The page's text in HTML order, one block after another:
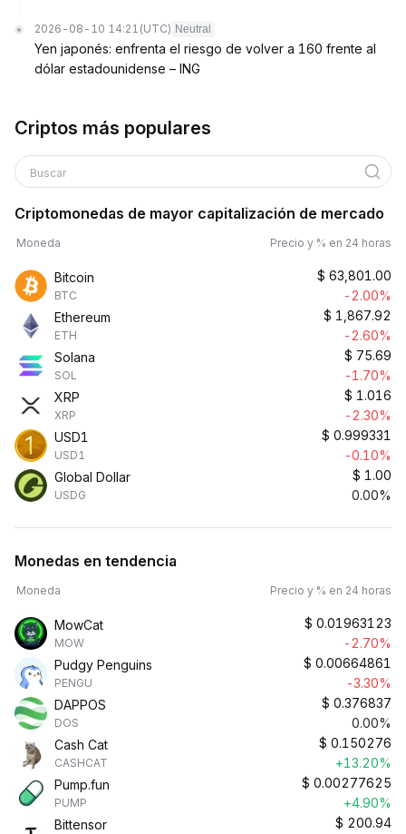
2026-08-10 14:21 (UTC) Neutral
Yen japonés: enfrenta el riesgo de volver a 160 frente al
dólar estadounidense – ING
Criptos más populares
Buscar
Criptomonedas de mayor capitalización de mercado
Moneda Precio y % en 24 horas
Bitcoin
BTC
$ 63,801.00
-2.00%
Ethereum
ETH
$ 1,867.92
-2.60%
Solana
SOL
$ 75.69
-1.70%
XRP
XRP
$ 1.016
-2.30%
USD1
USD1
$ 0.999331
-0.10%
Global Dollar
USDG
$ 1.00
0.00%
Monedas en tendencia
Moneda Precio y % en 24 horas
MowCat
MOW
$ 0.01963123
-2.70%
Pudgy Penguins
PENGU
$ 0.00664861
-3.30%
DAPPOS
DOS
$ 0.376837
0.00%
Cash Cat
CASHCAT
$ 0.150276
+13.20%
Pump.fun
PUMP
$ 0.00277625
+4.90%
Bittensor
$ 200.94